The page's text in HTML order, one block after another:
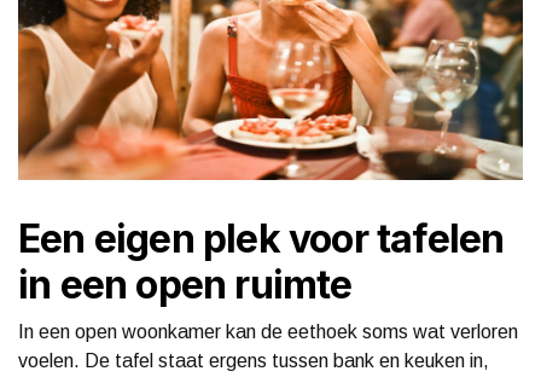
Een eigen plek voor tafelen
in een open ruimte
In een open woonkamer kan de eethoek soms wat verloren
voelen. De tafel staat ergens tussen bank en keuken in,